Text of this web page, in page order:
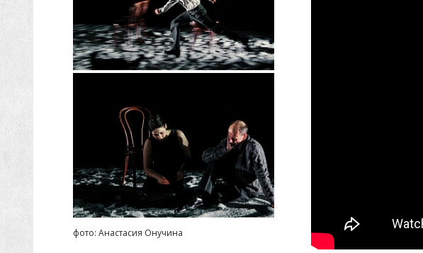
фото: Анастасия Онучина